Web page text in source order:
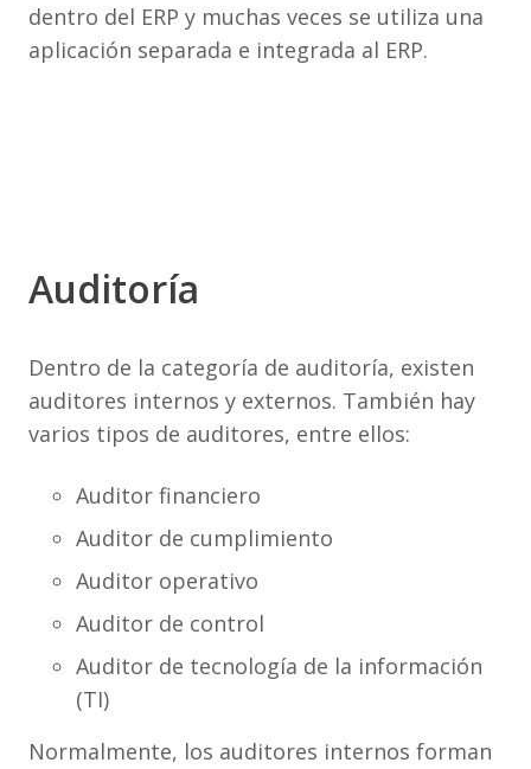
dentro del ERP y muchas veces se utiliza una
aplicación separada e integrada al ERP.
Auditoría
Dentro de la categoría de auditoría, existen
auditores internos y externos. También hay
varios tipos de auditores, entre ellos:
Auditor financiero
Auditor de cumplimiento
Auditor operativo
Auditor de control
Auditor de tecnología de la información
(TI)
Normalmente, los auditores internos forman